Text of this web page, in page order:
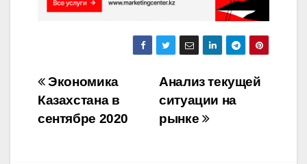
Навигация
по
записям
Анализ текущей
ситуации на
рынке
Экономика
Казахстана в
сентябре 2020